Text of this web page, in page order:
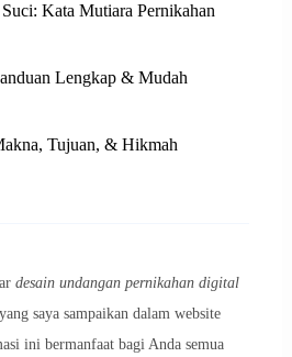
Kata Mutiara Pernikahan
Lengkap & Mudah
Tujuan, & Hikmah
desain undangan pernikahan digital
saya sampaikan dalam website
ini bermanfaat bagi Anda semua